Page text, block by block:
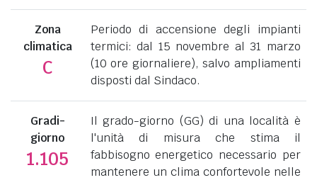
Zona
climatica
C
Periodo di accensione degli impianti
termici: dal 15 novembre al 31 marzo
(10 ore giornaliere), salvo ampliamenti
disposti dal Sindaco.
Gradi-
giorno
1.105
Il grado-giorno (GG) di una località è
l'unità di misura che stima il
fabbisogno energetico necessario per
mantenere un clima confortevole nelle